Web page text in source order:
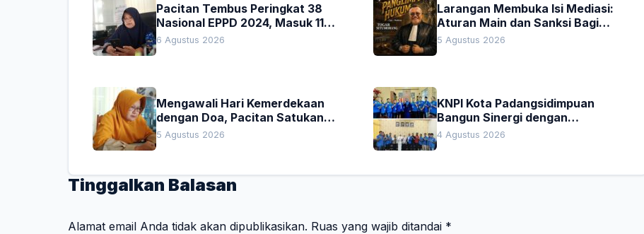
Pacitan Tembus Peringkat 38
Nasional EPPD 2024, Masuk 11
Besar di Jatim
6 Agustus 2026
Larangan Membuka Isi Mediasi:
Aturan Main dan Sanksi Bagi
Penegak Hukum
5 Agustus 2026
Mengawali Hari Kemerdekaan
dengan Doa, Pacitan Satukan
Hati untuk Indonesia
5 Agustus 2026
KNPI Kota Padangsidimpuan
Bangun Sinergi dengan
Pengadilan Negeri dan DPRD
4 Agustus 2026
Tinggalkan Balasan
Alamat email Anda tidak akan dipublikasikan. Ruas yang wajib ditandai *